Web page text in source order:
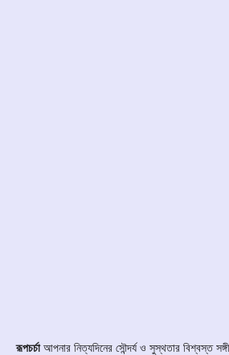
রূপচর্চাআপনার নিত্যদিনের সৌন্দর্য ও সুস্থতার বিশ্বস্ত